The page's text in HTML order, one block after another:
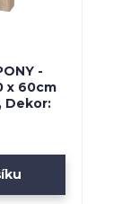
-
x 60cm
Dekor: